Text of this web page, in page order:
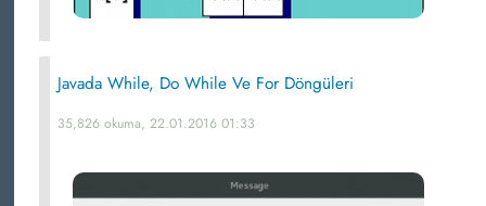
Javada While, Do While Ve For Döngüleri
35,826 okuma, 22.01.2016 01:33